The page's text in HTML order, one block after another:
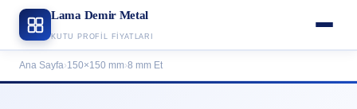
Lama Demir Metal
KUTU PROFIL FIYATLARI
Ana Sayfa›150×150 mm›8 mm Et